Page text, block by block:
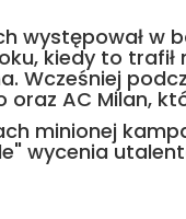
występował w
kiedy to
Wcześniej
oraz AC Milan,
minionej
wycenia